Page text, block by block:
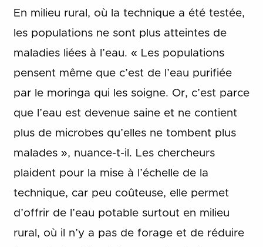
En milieu rural, où la technique a été testée,
les populations ne sont plus atteintes de
maladies liées à l’eau. « Les populations
pensent même que c’est de l’eau purifiée
par le moringa qui les soigne. Or, c’est parce
que l’eau est devenue saine et ne contient
plus de microbes qu’elles ne tombent plus
malades », nuance-t-il. Les chercheurs
plaident pour la mise à l’échelle de la
technique, car peu coûteuse, elle permet
d’offrir de l’eau potable surtout en milieu
rural, où il n’y a pas de forage et de réduire